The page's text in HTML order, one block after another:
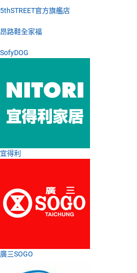
5thSTREET官方旗艦店
昂路鞋全家福
SofyDOG
宜得利
廣三SOGO